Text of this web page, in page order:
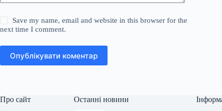
Save my name, email and website in this browser for the
next time I comment.
Опублікувати коментар
Про сайт Останні новини